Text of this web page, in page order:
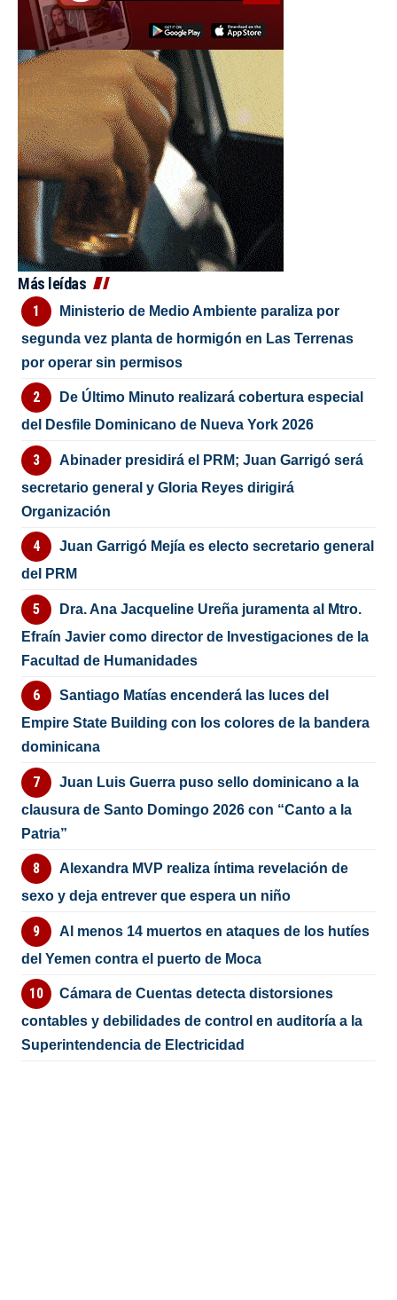
Más leídas
Ministerio de Medio Ambiente paraliza por
segunda vez planta de hormigón en Las Terrenas
por operar sin permisos
De Último Minuto realizará cobertura especial
del Desfile Dominicano de Nueva York 2026
Abinader presidirá el PRM; Juan Garrigó será
secretario general y Gloria Reyes dirigirá
Organización
Juan Garrigó Mejía es electo secretario general
del PRM
Dra. Ana Jacqueline Ureña juramenta al Mtro.
Efraín Javier como director de Investigaciones de la
Facultad de Humanidades
Santiago Matías encenderá las luces del
Empire State Building con los colores de la bandera
dominicana
Juan Luis Guerra puso sello dominicano a la
clausura de Santo Domingo 2026 con “Canto a la
Patria”
Alexandra MVP realiza íntima revelación de
sexo y deja entrever que espera un niño
Al menos 14 muertos en ataques de los hutíes
del Yemen contra el puerto de Moca
Cámara de Cuentas detecta distorsiones
contables y debilidades de control en auditoría a la
Superintendencia de Electricidad